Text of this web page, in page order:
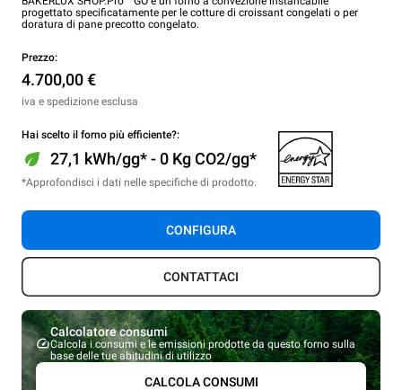
progettato specificatamente per le cotture di croissant congelati o per
doratura di pane precotto congelato.
Prezzo:
4.700,00 €
iva e spedizione esclusa
Hai scelto il forno più efficiente?:
27,1 kWh/gg* - 0 Kg CO2/gg*
*Approfondisci i dati nelle specifiche di prodotto.
CONFIGURA
CONTATTACI
Calcolatore consumi
Calcola i consumi e le emissioni prodotte da questo forno sulla
base delle tue abitudini di utilizzo
CALCOLA CONSUMI